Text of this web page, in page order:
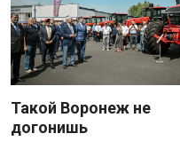
Такой Воронеж не
догонишь